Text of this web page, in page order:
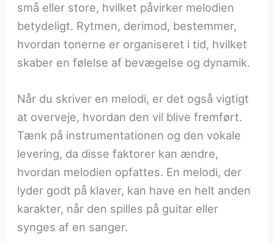
små eller store, hvilket påvirker melodien
betydeligt. Rytmen, derimod, bestemmer,
hvordan tonerne er organiseret i tid, hvilket
skaber en følelse af bevægelse og dynamik.
Når du skriver en melodi, er det også vigtigt
at overveje, hvordan den vil blive fremført.
Tænk på instrumentationen og den vokale
levering, da disse faktorer kan ændre,
hvordan melodien opfattes. En melodi, der
lyder godt på klaver, kan have en helt anden
karakter, når den spilles på guitar eller
synges af en sanger.